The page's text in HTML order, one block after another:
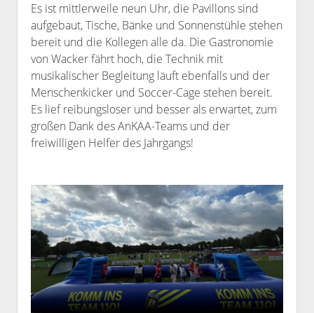
Es ist mittlerweile neun Uhr, die Pavillons sind
aufgebaut, Tische, Bänke und Sonnenstühle stehen
bereit und die Kollegen alle da. Die Gastronomie
von Wacker fährt hoch, die Technik mit
musikalischer Begleitung läuft ebenfalls und der
Menschenkicker und Soccer-Cage stehen bereit.
Es lief reibungsloser und besser als erwartet, zum
großen Dank des AnKAA-Teams und der
freiwilligen Helfer des Jahrgangs!